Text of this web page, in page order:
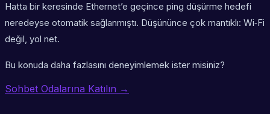
Hatta bir keresinde Ethernet’e geçince ping düşürme hedefi
neredeyse otomatik sağlanmıştı. Düşününce çok mantıklı: Wi‑Fi
değil, yol net.
Bu konuda daha fazlasını deneyimlemek ister misiniz?
Sohbet Odalarına Katılın →